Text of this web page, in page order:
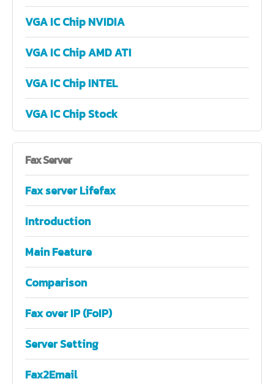
VGA IC Chip NVIDIA
VGA IC Chip AMD ATI
VGA IC Chip INTEL
VGA IC Chip Stock
FaxServer
Fax server Lifefax
Introduction
Main Feature
Comparison
Fax over IP (FoIP)
Server Setting
Fax2Email